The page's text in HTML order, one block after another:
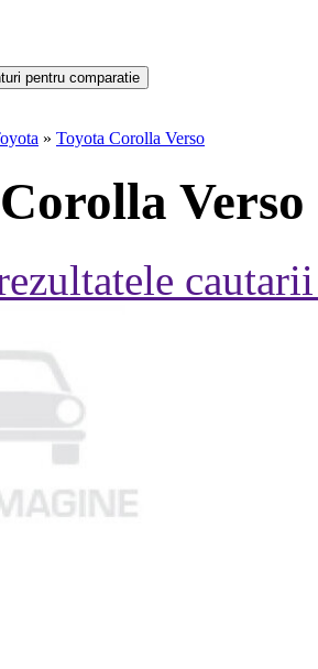
» Toyota Corolla Verso
Verso